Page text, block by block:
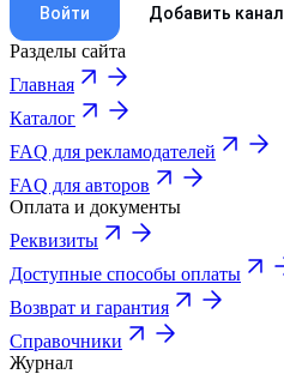
Войти Добавить канал
Разделы сайта
Главная
Каталог
FAQ для рекламодателей
FAQ для авторов
Оплата и документы
Реквизиты
Доступные способы оплаты
Возврат и гарантия
Справочники
Журнал